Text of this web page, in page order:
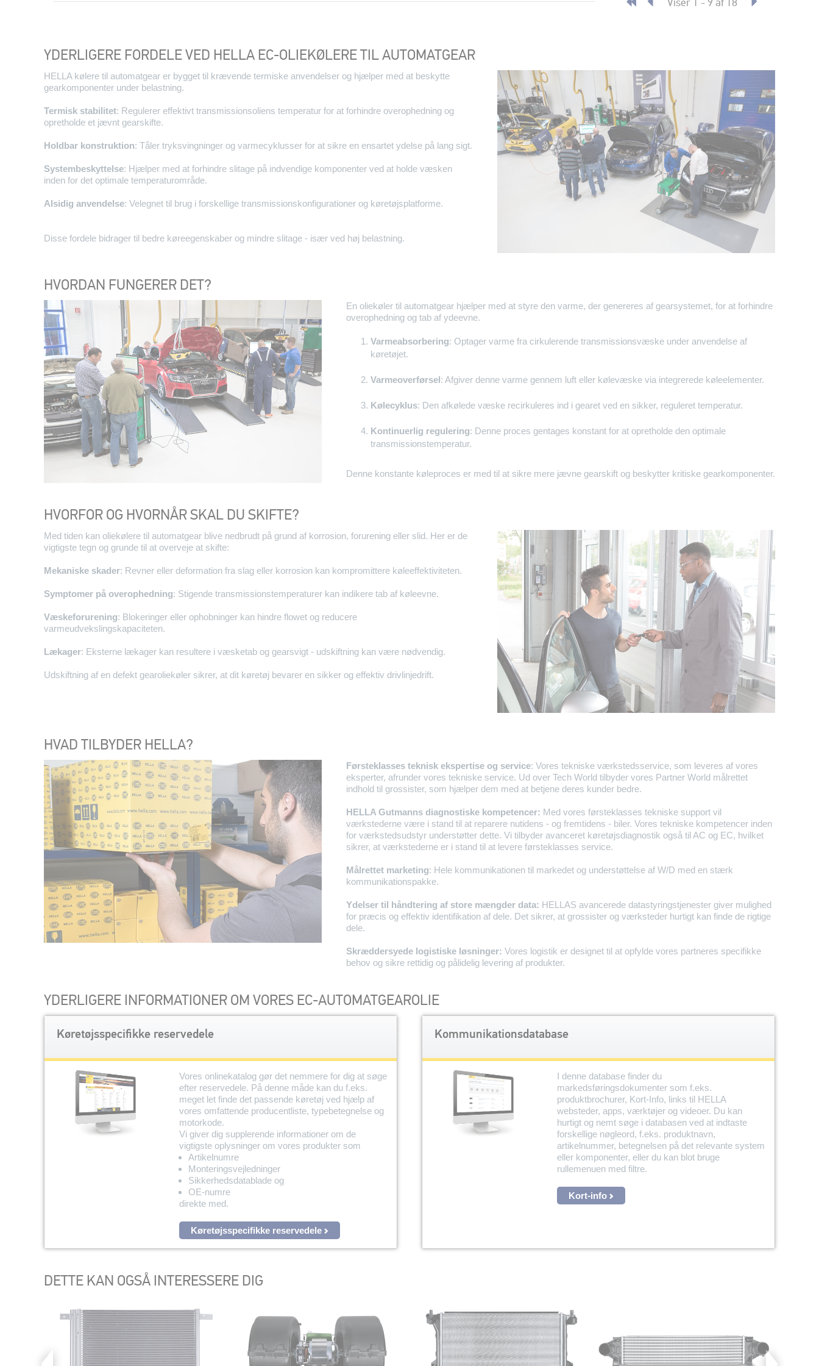
Viser 1 - 9 af 18
YDERLIGERE FORDELE VED HELLA EC-OLIEKØLERE TIL AUTOMATGEAR
HELLA kølere til automatgear er bygget til krævende termiske anvendelser og hjælper med at beskytte
gearkomponenter under belastning.
Termisk stabilitet: Regulerer effektivt transmissionsoliens temperatur for at forhindre overophedning og
opretholde et jævnt gearskifte.
Holdbar konstruktion: Tåler tryksvingninger og varmecyklusser for at sikre en ensartet ydelse på lang sigt.
Systembeskyttelse: Hjælper med at forhindre slitage på indvendige komponenter ved at holde væsken
inden for det optimale temperaturområde.
Alsidig anvendelse: Velegnet til brug i forskellige transmissionskonfigurationer og køretøjsplatforme.
Disse fordele bidrager til bedre køreegenskaber og mindre slitage - især ved høj belastning.
HVORDAN FUNGERER DET?
En oliekøler til automatgear hjælper med at styre den varme, der genereres af gearsystemet, for at forhindre
overophedning og tab af ydeevne.
Varmeabsorbering: Optager varme fra cirkulerende transmissionsvæske under anvendelse af
køretøjet.
Varmeoverførsel: Afgiver denne varme gennem luft eller kølevæske via integrerede køleelementer.
Kølecyklus: Den afkølede væske recirkuleres ind i gearet ved en sikker, reguleret temperatur.
Kontinuerlig regulering: Denne proces gentages konstant for at opretholde den optimale
transmissionstemperatur.
Denne konstante køleproces er med til at sikre mere jævne gearskift og beskytter kritiske gearkomponenter.
HVORFOR OG HVORNÅR SKAL DU SKIFTE?
Med tiden kan oliekølere til automatgear blive nedbrudt på grund af korrosion, forurening eller slid. Her er de
vigtigste tegn og grunde til at overveje at skifte:
Mekaniske skader: Revner eller deformation fra slag eller korrosion kan kompromittere køleeffektiviteten.
Symptomer på overophedning: Stigende transmissionstemperaturer kan indikere tab af køleevne.
Væskeforurening: Blokeringer eller ophobninger kan hindre flowet og reducere
varmeudvekslingskapaciteten.
Lækager: Eksterne lækager kan resultere i væsketab og gearsvigt - udskiftning kan være nødvendig.
Udskiftning af en defekt gearoliekøler sikrer, at dit køretøj bevarer en sikker og effektiv drivlinjedrift.
HVAD TILBYDER HELLA?
Førsteklasses teknisk ekspertise og service: Vores tekniske værkstedsservice, som leveres af vores
eksperter, afrunder vores tekniske service. Ud over Tech World tilbyder vores Partner World målrettet
indhold til grossister, som hjælper dem med at betjene deres kunder bedre.
HELLA Gutmanns diagnostiske kompetencer: Med vores førsteklasses tekniske support vil
værkstederne være i stand til at reparere nutidens - og fremtidens - biler. Vores tekniske kompetencer inden
for værkstedsudstyr understøtter dette. Vi tilbyder avanceret køretøjsdiagnostik også til AC og EC, hvilket
sikrer, at værkstederne er i stand til at levere førsteklasses service.
Målrettet marketing: Hele kommunikationen til markedet og understøttelse af W/D med en stærk
kommunikationspakke.
Ydelser til håndtering af store mængder data: HELLAS avancerede datastyringstjenester giver mulighed
for præcis og effektiv identifikation af dele. Det sikrer, at grossister og værksteder hurtigt kan finde de rigtige
dele.
Skræddersyede logistiske løsninger: Vores logistik er designet til at opfylde vores partneres specifikke
behov og sikre rettidig og pålidelig levering af produkter.
YDERLIGERE INFORMATIONER OM VORES EC-AUTOMATGEAROLIE
Køretøjsspecifikke reservedele
Vores onlinekatalog gør det nemmere for dig at søge
efter reservedele. På denne måde kan du f.eks.
meget let finde det passende køretøj ved hjælp af
vores omfattende producentliste, typebetegnelse og
motorkode.
Vi giver dig supplerende informationer om de
vigtigste oplysninger om vores produkter som
Artikelnumre
Monteringsvejledninger
Sikkerhedsdatablade og
OE-numre
direkte med.
Køretøjsspecifikke reservedele
Kommunikationsdatabase
I denne database finder du
markedsføringsdokumenter som f.eks.
produktbrochurer, Kort-Info, links til HELLA
websteder, apps, værktøjer og videoer. Du kan
hurtigt og nemt søge i databasen ved at indtaste
forskellige nøgleord, f.eks. produktnavn,
artikelnummer, betegnelsen på det relevante system
eller komponenter, eller du kan blot bruge
rullemenuen med filtre.
Kort-info
DETTE KAN OGSÅ INTERESSERE DIG